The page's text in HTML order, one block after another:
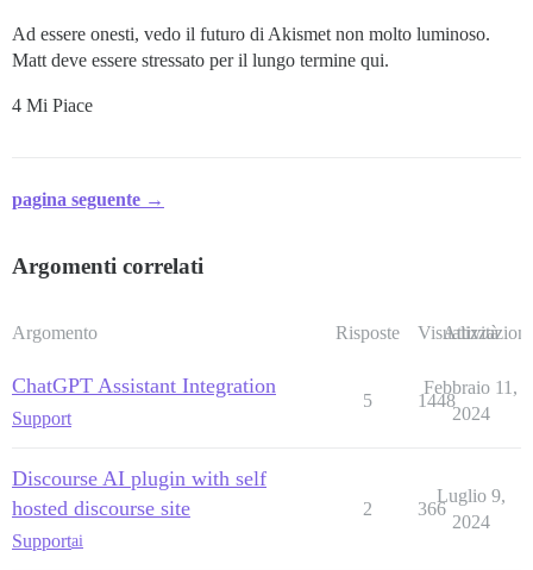
Ad essere onesti, vedo il futuro di Akismet non molto luminoso.
Matt deve essere stressato per il lungo termine qui.
4 Mi Piace
pagina seguente →
Argomenti correlati
Argomento Risposte Visualizzazioni
Attività
ChatGPT Assistant Integration
Support
5 1448
Febbraio 11,
2024
Discourse AI plugin with self
hosted discourse site
Supportai
2 366
Luglio 9,
2024